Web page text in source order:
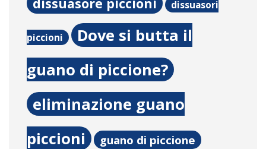
dissuasori
piccioni
Dove si butta il
guano di piccione?
eliminazione guano
piccioni
guano di piccione